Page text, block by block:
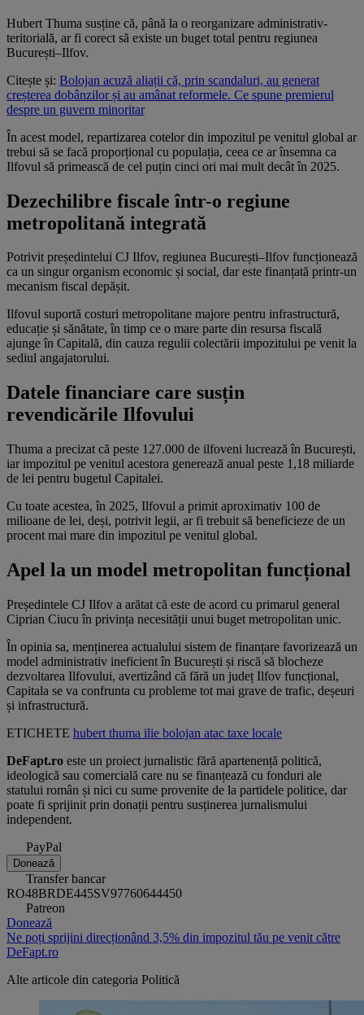
Hubert Thuma susține că, până la o reorganizare administrativ-
teritorială, ar fi corect să existe un buget total pentru regiunea
București–Ilfov.
Citește și: Bolojan acuză aliații că, prin scandaluri, au generat
creșterea dobânzilor și au amânat reformele. Ce spune premierul
despre un guvern minoritar
În acest model, repartizarea cotelor din impozitul pe venitul global ar
trebui să se facă proporțional cu populația, ceea ce ar însemna ca
Ilfovul să primească de cel puțin cinci ori mai mult decât în 2025.
Dezechilibre fiscale într-o regiune
metropolitană integrată
Potrivit președintelui CJ Ilfov, regiunea București–Ilfov funcționează
ca un singur organism economic și social, dar este finanțată printr-un
mecanism fiscal depășit.
Ilfovul suportă costuri metropolitane majore pentru infrastructură,
educație și sănătate, în timp ce o mare parte din resursa fiscală
ajunge în Capitală, din cauza regulii colectării impozitului pe venit la
sediul angajatorului.
Datele financiare care susțin
revendicările Ilfovului
Thuma a precizat că peste 127.000 de ilfoveni lucrează în București,
iar impozitul pe venitul acestora generează anual peste 1,18 miliarde
de lei pentru bugetul Capitalei.
Cu toate acestea, în 2025, Ilfovul a primit aproximativ 100 de
milioane de lei, deși, potrivit legii, ar fi trebuit să beneficieze de un
procent mai mare din impozitul pe venitul global.
Apel la un model metropolitan funcțional
Președintele CJ Ilfov a arătat că este de acord cu primarul general
Ciprian Ciucu în privința necesității unui buget metropolitan unic.
În opinia sa, menținerea actualului sistem de finanțare favorizează un
model administrativ ineficient în București și riscă să blocheze
dezvoltarea Ilfovului, avertizând că fără un județ Ilfov funcțional,
Capitala se va confrunta cu probleme tot mai grave de trafic, deșeuri
și infrastructură.
ETICHETE hubert thuma ilie bolojan atac taxe locale
DeFapt.ro este un proiect jurnalistic fără apartenență politică,
ideologică sau comercială care nu se finanțează cu fonduri ale
statului român și nici cu sume provenite de la partidele politice, dar
poate fi sprijinit prin donații pentru susținerea jurnalismului
independent.
PayPal
Donează
Transfer bancar
RO48BRDE445SV97760644450
Patreon
Donează
Ne poți sprijini direcționând 3,5% din impozitul tău pe venit către
DeFapt.ro
Alte articole din categoria Politică